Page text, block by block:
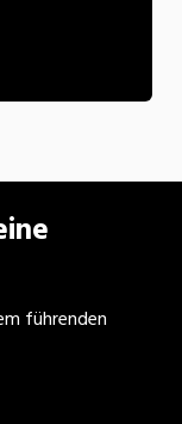
führenden